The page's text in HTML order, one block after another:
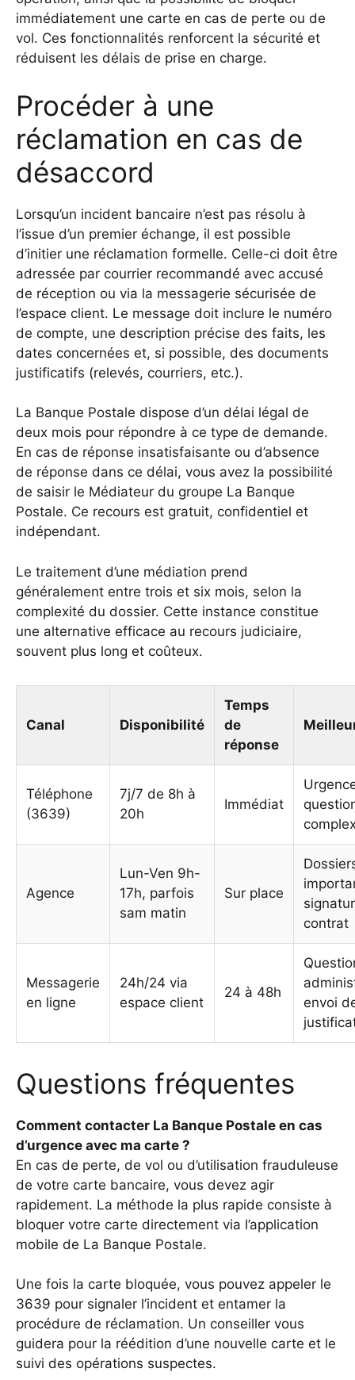
immédiatement une carte en cas de perte ou de
vol. Ces fonctionnalités renforcent la sécurité et
réduisent les délais de prise en charge.
Procéder à une
réclamation en cas de
désaccord
Lorsqu’un incident bancaire n’est pas résolu à
l’issue d’un premier échange, il est possible
d’initier une réclamation formelle. Celle-ci doit être
adressée par courrier recommandé avec accusé
de réception ou via la messagerie sécurisée de
l’espace client. Le message doit inclure le numéro
de compte, une description précise des faits, les
dates concernées et, si possible, des documents
justificatifs (relevés, courriers, etc.).
La Banque Postale dispose d’un délai légal de
deux mois pour répondre à ce type de demande.
En cas de réponse insatisfaisante ou d’absence
de réponse dans ce délai, vous avez la possibilité
de saisir le Médiateur du groupe La Banque
Postale. Ce recours est gratuit, confidentiel et
indépendant.
Le traitement d’une médiation prend
généralement entre trois et six mois, selon la
complexité du dossier. Cette instance constitue
une alternative efficace au recours judiciaire,
souvent plus long et coûteux.
Canal Disponibilité
Temps
de
réponse
Téléphone
(3639)
7j/7 de 8h à
20h
Immédiat
Agence
Lun-Ven 9h-
17h, parfois
sam matin
Sur place
contrat
Messagerie
en ligne
24h/24 via
espace client
24 à 48h
envoi
Questions fréquentes
Comment contacter La Banque Postale en cas
d’urgence avec ma carte ?
En cas de perte, de vol ou d’utilisation frauduleuse
de votre carte bancaire, vous devez agir
rapidement. La méthode la plus rapide consiste à
bloquer votre carte directement via l’application
mobile de La Banque Postale.
Une fois la carte bloquée, vous pouvez appeler le
3639 pour signaler l’incident et entamer la
procédure de réclamation. Un conseiller vous
guidera pour la réédition d’une nouvelle carte et le
suivi des opérations suspectes.